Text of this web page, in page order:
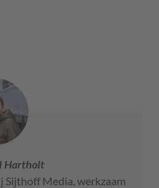
Hartholt
Sijthoff Media, werkzaam